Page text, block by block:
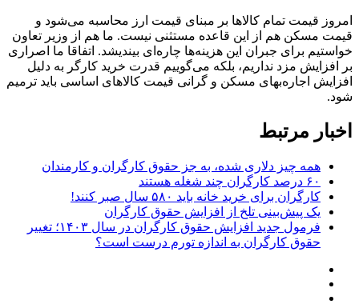
امروز قیمت تمام کالاها بر مبنای قیمت ارز محاسبه می‌شود و
قیمت مسکن هم از این قاعده مستثنی نیست. ما هم از وزیر تعاون
خواستیم برای جبران این هزینه‌ها چاره‌ای بیندیشد. اتفاقا ما اصراری
بر افزایش مزد نداریم، بلکه می‌گوییم قدرت خرید کارگر به دلیل
افزایش اجاره‌بهای مسکن و گرانی قیمت کالاهای اساسی باید ترمیم
شود.
اخبار مرتبط
همه چیز دلاری شده، به جز حقوق کارگران و کارمندان
۶۰ درصد کارگران چند شغله‌ هستند
کارگران برای خرید خانه باید ۵۸۰ سال صبر کنند!
یک پیش‌بینی تلخ از افزایش حقوق کارگران
فرمول جدید افزایش حقوق کارگران در سال ۱۴۰۳؛ تغییر
حقوق کارگران به اندازه تورم درست است؟